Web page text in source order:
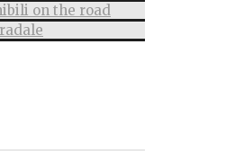
on the road